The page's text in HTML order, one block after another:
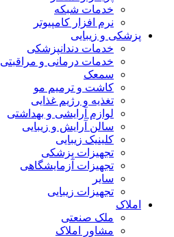
خدمات شبکه
نرم افزار کامپیوتر
پزشکی و زیبایی
خدمات دندانپزشکی
خدمات درمانی و مراقبتی
سمعک
کاشت و ترمیم مو
تغذیه و رژیم غذایی
لوازم آرایشی و بهداشتی
سالن آرایش و زیبایی
کلینیک زیبایی
تجهیزات پزشکی
تجهیزات آزمایشگاهی
سایر
تجهیزات زیبایی
املاک
ملک صنعتی
مشاور املاک